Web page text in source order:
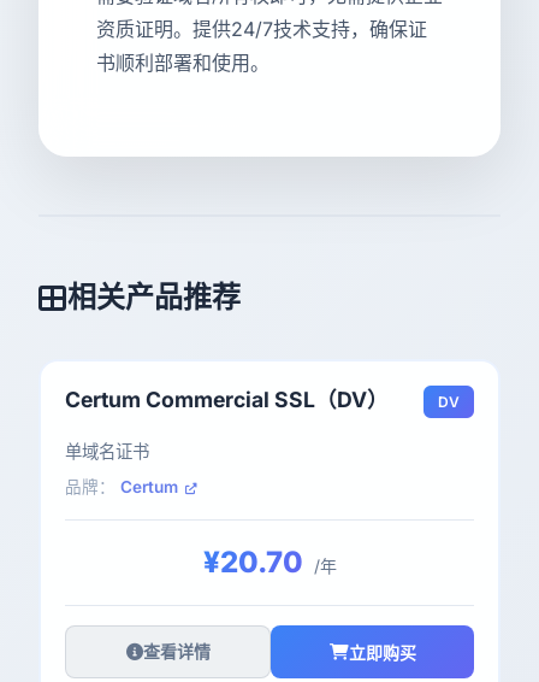
资质证明。提供24/7技术支持，确保证
书顺利部署和使用。
相关产品推荐
Certum Commercial SSL（DV） DV
单域名证书
品牌： Certum
¥20.70 /年
查看详情 立即购买